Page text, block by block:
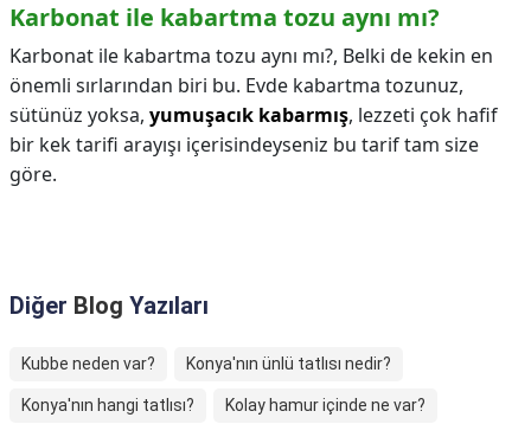
Karbonat ile kabartma tozu aynı mı?
Karbonat ile kabartma tozu aynı mı?, Belki de kekin en
önemli sırlarından biri bu. Evde kabartma tozunuz,
sütünüz yoksa, yumuşacık kabarmış, lezzeti çok hafif
bir kek tarifi arayışı içerisindeyseniz bu tarif tam size
göre.
Diğer Blog Yazıları
Kubbe neden var? Konya'nın ünlü tatlısı nedir?
Konya'nın hangi tatlısı? Kolay hamur içinde ne var?